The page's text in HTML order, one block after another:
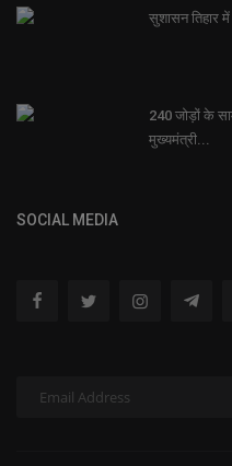
सुशासन तिहार
240 जोड़ों के
मुख्यमंत्री...
SOCIAL MEDIA